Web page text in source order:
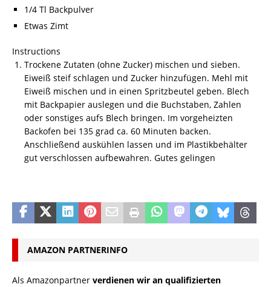
1/4 Tl Backpulver
Etwas Zimt
Instructions
Trockene Zutaten (ohne Zucker) mischen und sieben.
Eiweiß steif schlagen und Zucker hinzufügen. Mehl mit
Eiweiß mischen und in einen Spritzbeutel geben. Blech
mit Backpapier auslegen und die Buchstaben, Zahlen
oder sonstiges aufs Blech bringen. Im vorgeheizten
Backofen bei 135 grad ca. 60 Minuten backen.
Anschließend auskühlen lassen und im Plastikbehälter
gut verschlossen aufbewahren. Gutes gelingen
AMAZON PARTNERINFO
Als Amazonpartner verdienen wir an qualifizierten